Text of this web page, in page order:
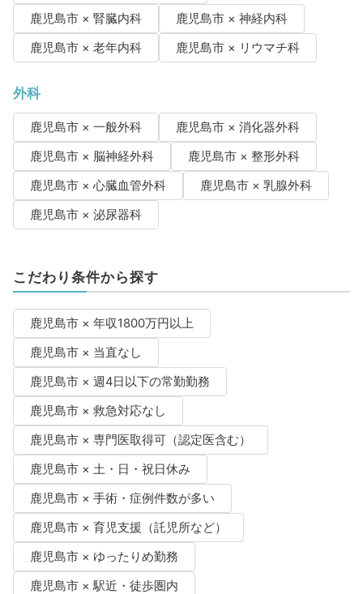
鹿児島市 × 腎臓内科
鹿児島市 × 神経内科
鹿児島市 × 老年内科
鹿児島市 × リウマチ科
外科
鹿児島市 × 一般外科
鹿児島市 × 消化器外科
鹿児島市 × 脳神経外科
鹿児島市 × 整形外科
鹿児島市 × 心臓血管外科
鹿児島市 × 乳腺外科
鹿児島市 × 泌尿器科
こだわり条件から探す
鹿児島市 × 年収1800万円以上
鹿児島市 × 当直なし
鹿児島市 × 週4日以下の常勤勤務
鹿児島市 × 救急対応なし
鹿児島市 × 専門医取得可（認定医含む）
鹿児島市 × 土・日・祝日休み
鹿児島市 × 手術・症例件数が多い
鹿児島市 × 育児支援（託児所など）
鹿児島市 × ゆったりめ勤務
鹿児島市 × 駅近・徒歩圏内